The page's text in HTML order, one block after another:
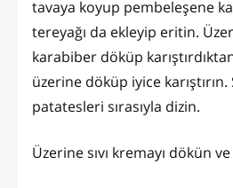
tavaya koyup pembeleşene
tereyağı da ekleyip eritin.
karabiber döküp
üzerine döküp iyice
patatesleri sırasıyla dizin.
Üzerine sıvı kremayı dökün ve